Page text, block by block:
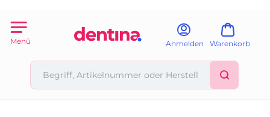
Menü Anmelden Warenkorb